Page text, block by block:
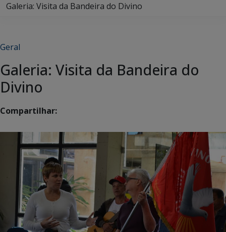
Galeria: Visita da Bandeira do Divino
Geral
Galeria: Visita da Bandeira do
Divino
Compartilhar: